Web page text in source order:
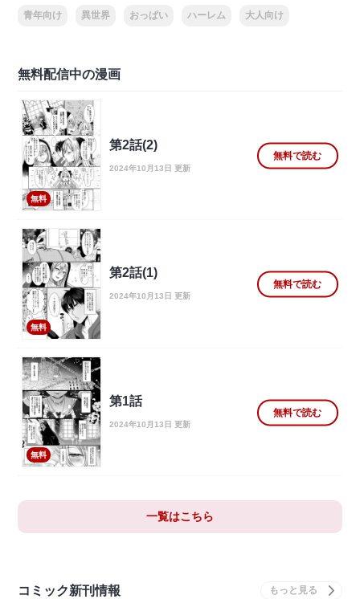
青年向け 異世界 おっぱい ハーレム 大人向け
無料配信中の漫画
無料
第2話(2)
2024年10月13日 更新
無料で読む
無料
第2話(1)
2024年10月13日 更新
無料で読む
無料
第1話
2024年10月13日 更新
無料で読む
一覧はこちら
コミック新刊情報